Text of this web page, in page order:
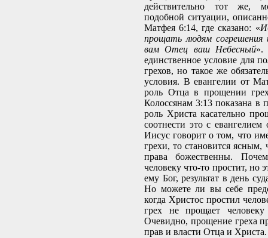
действительно тот же,
подобной ситуации,
Матфея 6:14, где сказано: «
прощать людям
вам Отец ваш Небесный».
единственное условие для
грехов, но такое же
условия. В евангелии от
роль Отца в прощении
Колоссянам 3:13 показана в
роль Христа касательно
соотнести это с
Иисус говорит о том, что
грехи, то становится ясным,
права божественны.
человеку что-то простит, но
ему Бог, результат в день
Но можете ли вы себе
когда Христос простил
грех не прощает
Очевидно, прощение греха
прав и власти Отца и Христа.